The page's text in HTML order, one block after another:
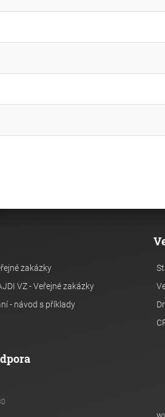
zakázky
VZ - Veřejné zakázky
- návod s příklady